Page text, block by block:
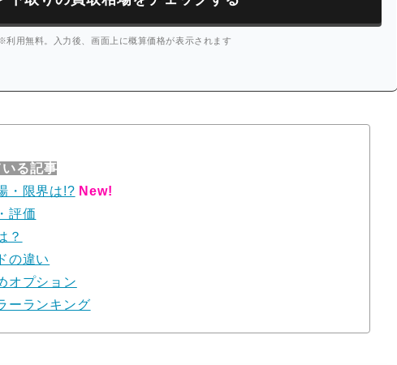
利用無料。入力後、画面上に概算価格が表示されます
る記事
・限界は!? New!
評価
？
の違い
オプション
ーランキング